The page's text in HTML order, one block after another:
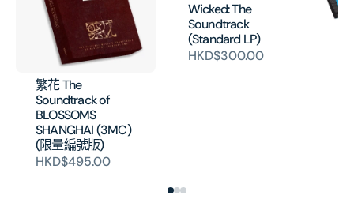
繁花 The
Soundtrack of
BLOSSOMS
SHANGHAI (3MC)
(限量編號版)
HKD$495.00
Wicked: The
Soundtrack
(Standard LP)
HKD$300.00